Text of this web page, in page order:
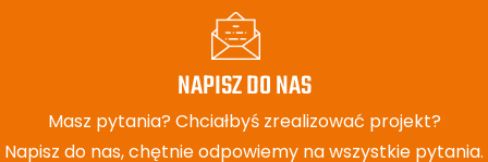
NAPISZ DO NAS
Masz pytania? Chciałbyś zrealizować projekt?
Napisz do nas, chętnie odpowiemy na wszystkie pytania.